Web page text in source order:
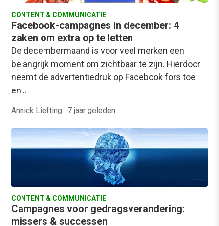
CONTENT & COMMUNICATIE
Facebook-campagnes in december: 4
zaken om extra op te letten
De decembermaand is voor veel merken een
belangrijk moment om zichtbaar te zijn. Hierdoor
neemt de advertentiedruk op Facebook fors toe
en…
Annick Liefting · 7 jaar geleden
CONTENT & COMMUNICATIE
Campagnes voor gedragsverandering:
missers & successen